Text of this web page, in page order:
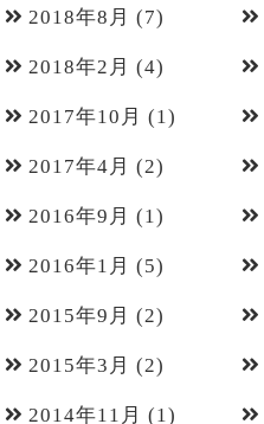
2018年8月 (7)
2018年2月 (4)
2017年10月 (1)
2017年4月 (2)
2016年9月 (1)
2016年1月 (5)
2015年9月 (2)
2015年3月 (2)
2014年11月 (1)